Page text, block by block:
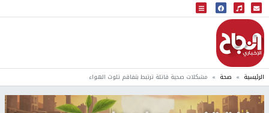
البث المباشر
إذاعة النجاح
الرئيسية صحة مشكلات صحية قاتلة ترتبط بتفاقم تلوث الهواء